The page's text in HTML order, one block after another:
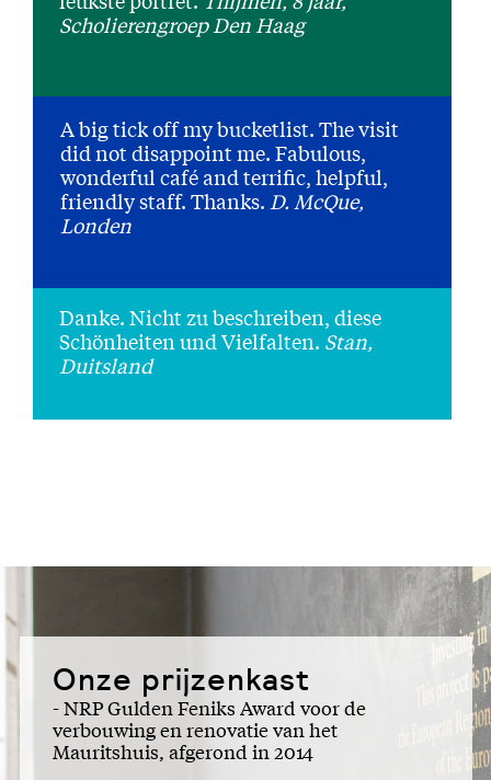
Scholierengroep Den Haag
A big tick off my bucketlist. The visit
did not disappoint me. Fabulous,
wonderful café and terrific, helpful,
friendly staff. Thanks. D. McQue,
Londen
Danke. Nicht zu beschreiben, diese
Schönheiten und Vielfalten. Stan,
Duitsland
Onze prijzenkast
- NRP Gulden Feniks Award voor de
verbouwing en renovatie van het
Mauritshuis, afgerond in 2014